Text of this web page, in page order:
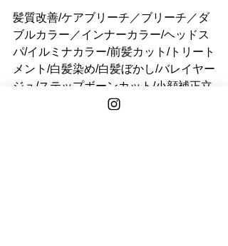
髪質改善/ケアブリーチ／ブリーチ／ダ
ブルカラー／インナーカラー/ヘッドス
パ/イルミナカラー/前髪カット/トリート
メント/白髪染め/白髪ぼかし/バレイヤー
ジュ/ステップボーンカット/小顔補正立
体カット/リタッチ/ウルフカット/青山/